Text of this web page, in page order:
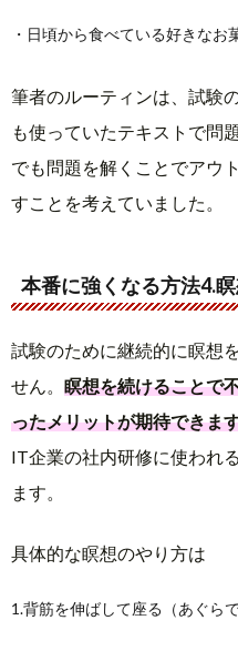
・日頃から食べている好きなお
筆者のルーティンは、試験
も使っていたテキストで問
でも問題を解くことでアウ
すことを考えていました。
本番に強くなる方法4.
試験のために継続的に瞑想
せん。 瞑想を続けることで
ったメリットが期待できま
IT企業の社内研修に使われ
ます。
具体的な瞑想のやり方は
1.背筋を伸ばして座る（あぐら